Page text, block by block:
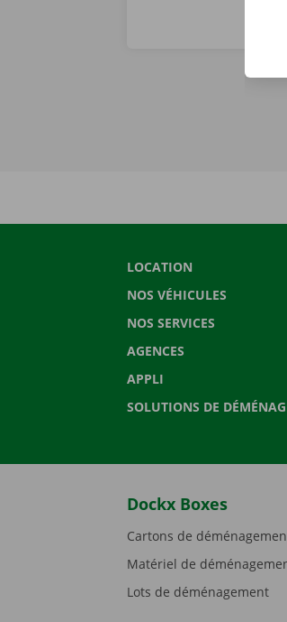
LOCATION
NOS VÉHICULES
NOS SERVICES
AGENCES
APPLI
SOLUTIONS DE
Dockx Boxes
Cartons de
Matériel de
Lots de déménagement